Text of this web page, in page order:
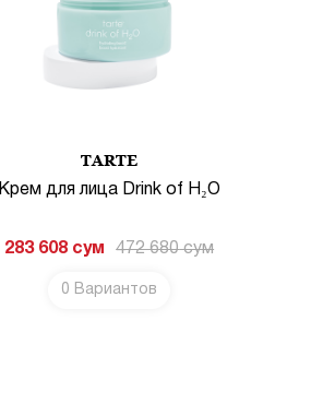
TARTE
Крем для лица Drink of H₂O
283 608 сум 472 680сум
0 Вариантов